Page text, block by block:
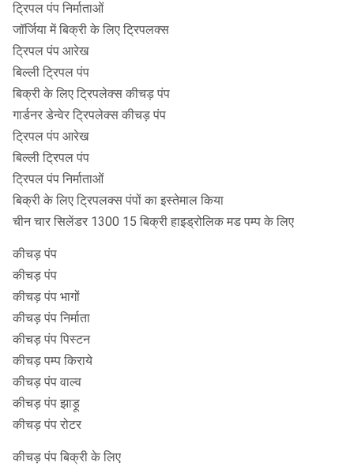
ट्रिपल पंप निर्माताओं
जॉर्जिया में बिक्री के लिए ट्रिपलक्स
ट्रिपल पंप आरेख
बिल्ली ट्रिपल पंप
बिक्री के लिए ट्रिपलेक्स कीचड़ पंप
गार्डनर डेन्वेर ट्रिपलेक्स कीचड़ पंप
ट्रिपल पंप आरेख
बिल्ली ट्रिपल पंप
ट्रिपल पंप निर्माताओं
बिक्री के लिए ट्रिपलक्स पंपों का इस्तेमाल किया
चीन चार सिलेंडर 1300 15 बिक्री हाइड्रोलिक मड पम्प के लिए
कीचड़ पंप
कीचड़ पंप
कीचड़ पंप भागों
कीचड़ पंप निर्माता
कीचड़ पंप पिस्टन
कीचड़ पम्प किराये
कीचड़ पंप वाल्व
कीचड़ पंप झाड़ू
कीचड़ पंप रोटर
कीचड़ पंप बिक्री के लिए